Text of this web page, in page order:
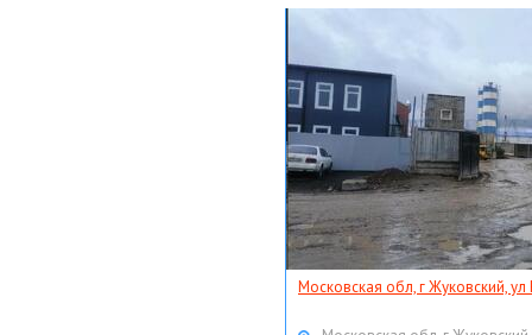
Московская обл, г Жуковский,